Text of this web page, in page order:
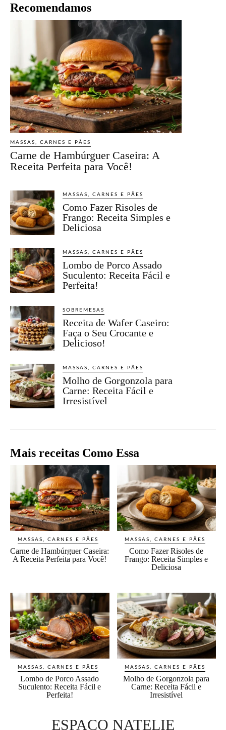
Recomendamos
MASSAS, CARNES E PÃES
Carne de Hambúrguer Caseira: A
Receita Perfeita para Você!
MASSAS, CARNES E PÃES
Como Fazer Risoles de
Frango: Receita Simples e
Deliciosa
MASSAS, CARNES E PÃES
Lombo de Porco Assado
Suculento: Receita Fácil e
Perfeita!
SOBREMESAS
Receita de Wafer Caseiro:
Faça o Seu Crocante e
Delicioso!
MASSAS, CARNES E PÃES
Molho de Gorgonzola para
Carne: Receita Fácil e
Irresistível
Mais receitas Como Essa
MASSAS, CARNES E PÃES
Carne de Hambúrguer Caseira:
A Receita Perfeita para Você!
MASSAS, CARNES E PÃES
Como Fazer Risoles de
Frango: Receita Simples e
Deliciosa
MASSAS, CARNES E PÃES
Lombo de Porco Assado
Suculento: Receita Fácil e
Perfeita!
MASSAS, CARNES E PÃES
Molho de Gorgonzola para
Carne: Receita Fácil e
Irresistível
ESPACO NATELIE